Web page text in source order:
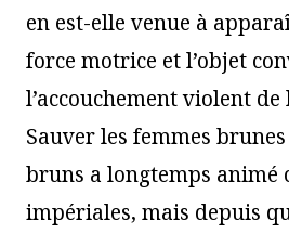
en est-elle venue à
force motrice et l’objet
l’accouchement violent de
Sauver les femmes
bruns a longtemps animé
impériales, mais depuis